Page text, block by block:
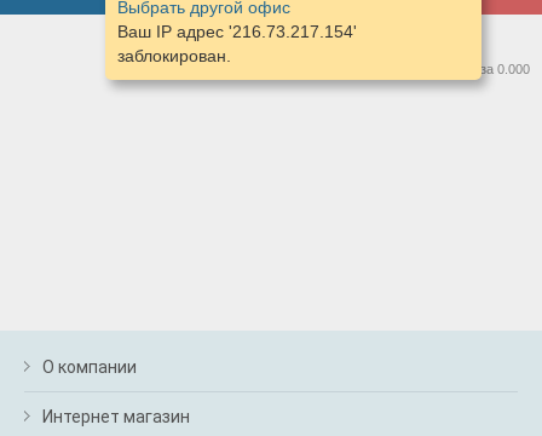
Выбрать другой офис
Ваш IP адрес '216.73.217.154'
заблокирован.
Нашлось предложений: 0 за 0.000
О компании
Интернет магазин